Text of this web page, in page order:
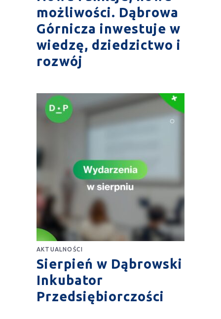
możliwości. Dąbrowa
Górnicza inwestuje w
wiedzę, dziedzictwo i
rozwój
AKTUALNOŚCI
Sierpień w Dąbrowski
Inkubator
Przedsiębiorczości